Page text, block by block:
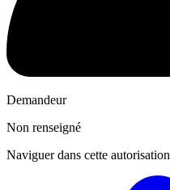
Demandeur
Non renseigné
Naviguer dans cette autorisation